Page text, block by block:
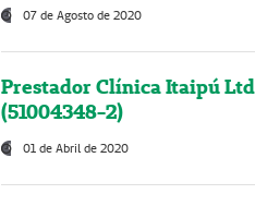
07 de Agosto de 2020
Prestador Clínica Itaipú
(51004348-2)
01 de Abril de 2020